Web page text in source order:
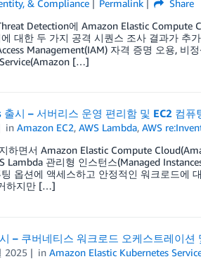
& Compliance Permalink
Share
Detection에 Amazon Elastic Compute
대한 두 가지 공격 시퀀스 조사 결과가 추
Management(IAM) 자격 증명 오용, 비
[…]
시 – 서버리스 운영 편리함 및 EC2 컴퓨
inAmazon EC2,AWS Lambda,AWS
하면서 Amazon Elastic Compute
Lambda 관리형 인스턴스(Managed
옵션에 액세스하고 안정적인 워크로드에
하지만 […]
– 쿠버네티스 워크로드 오케스트레이션
2025 inAmazon Elastic Kubernetes